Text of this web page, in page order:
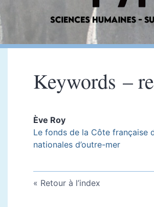
Keywords –
Ève Roy
Le fonds de la Côte française
nationales d’outre-mer
Retour à l’index